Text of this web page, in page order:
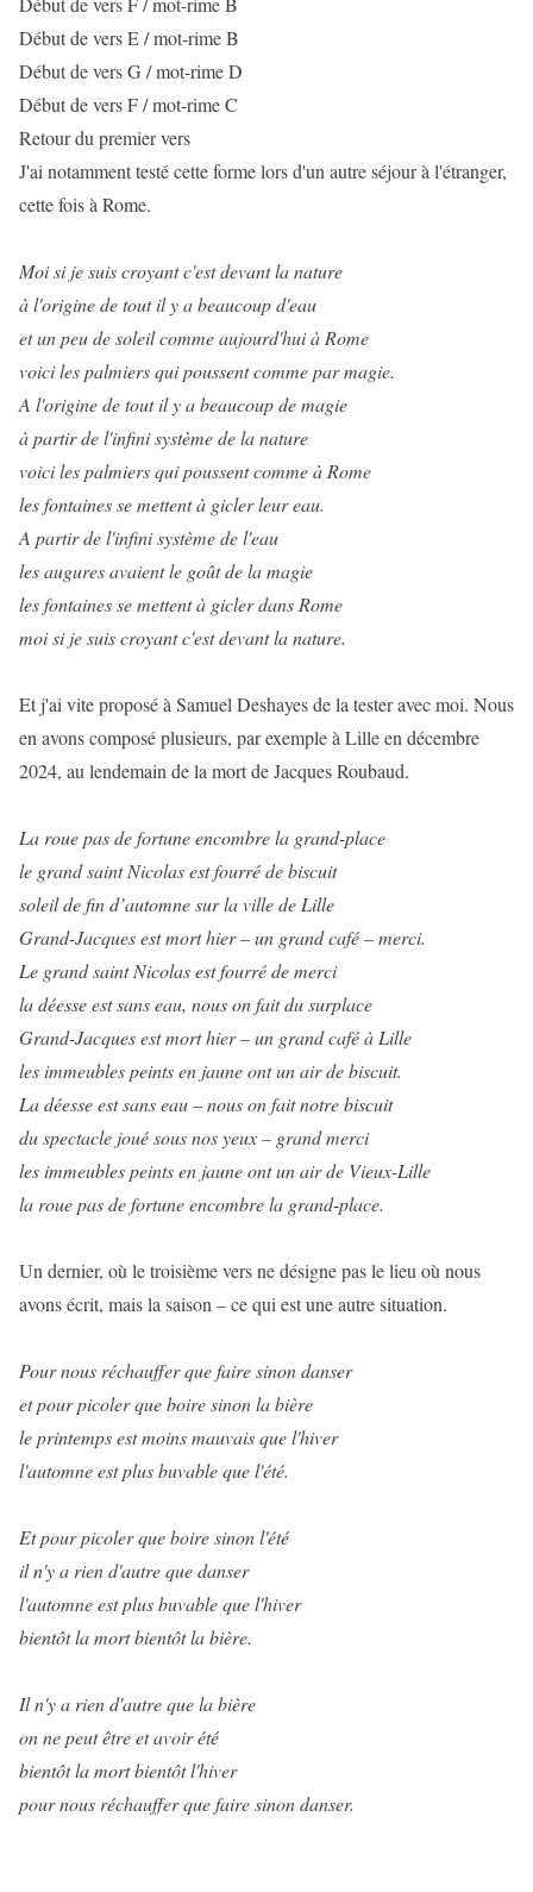
Début de vers E / mot-rime B
Début de vers G / mot-rime D
Début de vers F / mot-rime C
Retour du premier vers
J'ai notamment testé cette forme lors d'un autre séjour à l'étranger,
cette fois à Rome.
Moi si je suis croyant c'est devant la nature
à l'origine de tout il y a beaucoup d'eau
et un peu de soleil comme aujourd'hui à Rome
voici les palmiers qui poussent comme par magie.
A l'origine de tout il y a beaucoup de magie
à partir de l'infini système de la nature
voici les palmiers qui poussent comme à Rome
les fontaines se mettent à gicler leur eau.
A partir de l'infini système de l'eau
les augures avaient le goût de la magie
les fontaines se mettent à gicler dans Rome
moi si je suis croyant c'est devant la nature.
Et j'ai vite proposé à Samuel Deshayes de la tester avec moi. Nous
en avons composé plusieurs, par exemple à Lille en décembre
2024, au lendemain de la mort de Jacques Roubaud.
La roue pas de fortune encombre la grand-place
le grand saint Nicolas est fourré de biscuit
soleil de fin d’automne sur la ville de Lille
Grand-Jacques est mort hier – un grand café – merci.
Le grand saint Nicolas est fourré de merci
la déesse est sans eau, nous on fait du surplace
Grand-Jacques est mort hier – un grand café à Lille
les immeubles peints en jaune ont un air de biscuit.
La déesse est sans eau – nous on fait notre biscuit
du spectacle joué sous nos yeux – grand merci
les immeubles peints en jaune ont un air de Vieux-Lille
la roue pas de fortune encombre la grand-place.
Un dernier, où le troisième vers ne désigne pas le lieu où nous
avons écrit, mais la saison – ce qui est une autre situation.
Pour nous réchauffer que faire sinon danser
et pour picoler que boire sinon la bière
le printemps est moins mauvais que l'hiver
l'automne est plus buvable que l'été.
Et pour picoler que boire sinon l'été
il n'y a rien d'autre que danser
l'automne est plus buvable que l'hiver
bientôt la mort bientôt la bière.
Il n'y a rien d'autre que la bière
on ne peut être et avoir été
bientôt la mort bientôt l'hiver
pour nous réchauffer que faire sinon danser.